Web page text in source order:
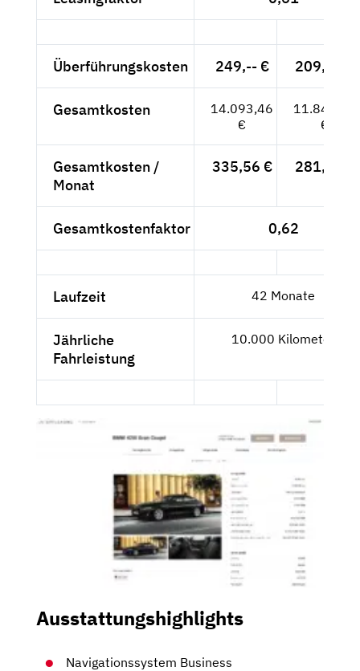
Überführungskosten 249,-- € 209,24 €
Gesamtkosten
14.093,46
€
11.843,24
€
Gesamtkosten /
Monat
335,56 € 281,98 €
Gesamtkostenfaktor 0,62
Laufzeit 42 Monate
Jährliche
Fahrleistung
10.000 Kilometer
Ausstattungshighlights
Navigationssystem Business